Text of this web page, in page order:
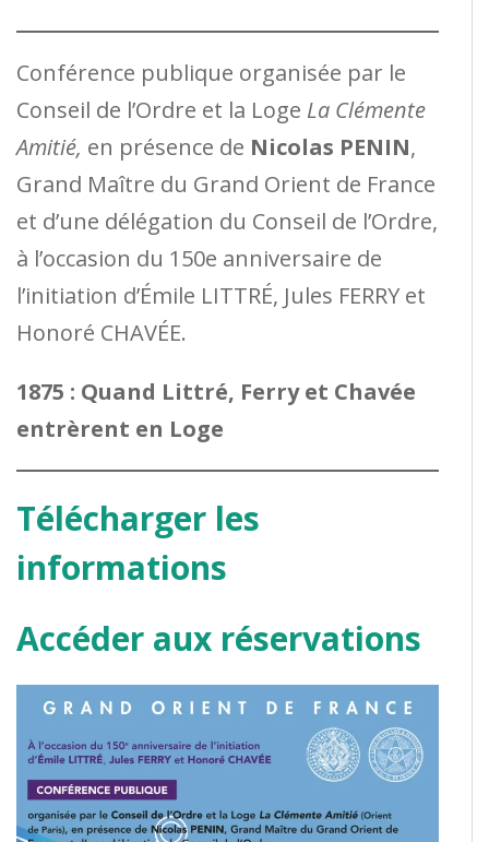
Conférence publique organisée par le
Conseil de l’Ordre et la Loge La Clémente
Amitié, en présence de Nicolas PENIN,
Grand Maître du Grand Orient de France
et d’une délégation du Conseil de l’Ordre,
à l’occasion du 150e anniversaire de
l’initiation d’Émile LITTRÉ, Jules FERRY et
Honoré CHAVÉE.
1875 : Quand Littré, Ferry et Chavée
entrèrent en Loge
Télécharger les
informations
Accéder aux réservations